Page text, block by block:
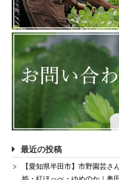
最近の投稿
【愛知県半田市】市野園芸